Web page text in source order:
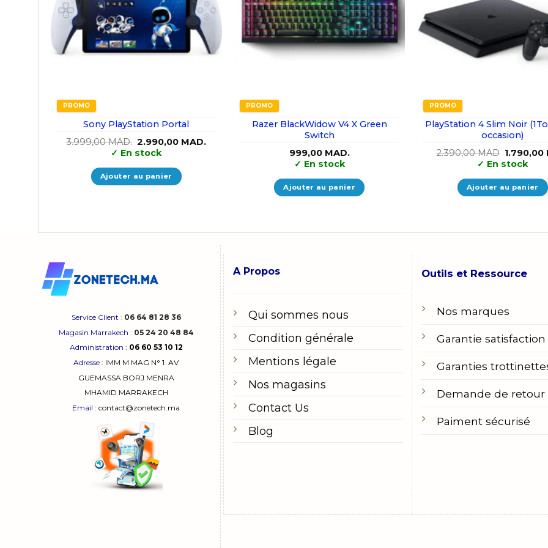
PROMO
Sony PlayStation Portal
3.999,00MAD. Le
prix
initial
était :
3.999,00 MAD..
2.990,00 MAD.Le
✓ En stock
Ajouter au panier
PROMO
Razer BlackWidow V4 X Green
Switch
999,00 MAD.
✓ En stock
Ajouter au panier
PROMO
PlayStation 4 Slim Noir (1To Online
occasion)
2.390,00MAD Le
prix
initial
était :
2.390,00
1.790,00
✓ En stock
Ajouter au panier
Service Client : 06 64 81 28 36
Magasin Marrakech : 05 24 20 48 84
Administration : 06 60 53 10 12
Adresse : IMM M MAG N° 1AV
GUEMASSA BORJ MENRA
MHAMID MARRAKECH
Email : contact@zonetech.ma
A Propos
Qui sommes nous
Condition générale
Mentions légale
Nos magasins
Contact Us
Blog
Outils et Ressource
Nos marques
Garantie satisfaction
Garanties
Demande de retour
Paiment sécurisé